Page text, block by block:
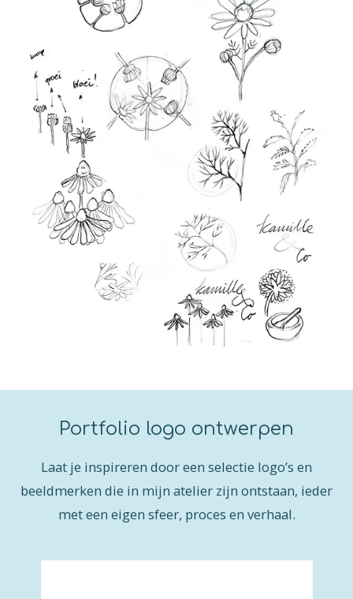
Portfolio logo ontwerpen
Laat je inspireren door een selectie logo’s en
beeldmerken die in mijn atelier zijn ontstaan, ieder
met een eigen sfeer, proces en verhaal.